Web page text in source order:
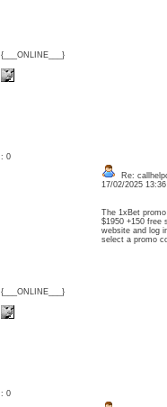
{___ONLINE___}
: 0
{___ONLINE___}
Re:
17/02/2025
The 1xBet
$1950 +150 free
website and log
select a promo
: 0